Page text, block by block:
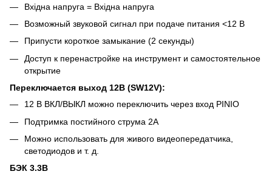
Вхідна напруга = Вхідна напруга
Возможный звуковой сигнал при подаче питания <12 В
Припусти короткое замыкание (2 секунды)
Доступ к перенастройке на инструмент и самостоятельное
открытие
Переключается выход 12В (SW12V):
12 В ВКЛ/ВЫКЛ можно переключить через вход PINIO
Подтримка постийного струма 2А
Можно использовать для живого видеопередатчика,
светодиодов и т. д.
БЭК 3.3В